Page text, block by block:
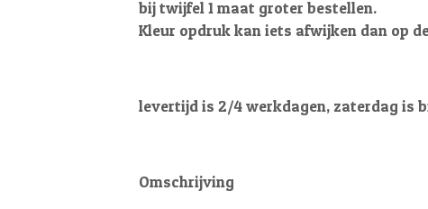
bij twijfel 1 maat groter bestellen.
Kleur opdruk kan iets afwijken dan op
levertijd is 2/4 werkdagen, zaterdag is
Omschrijving